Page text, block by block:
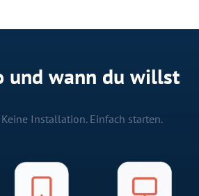
und wann du willst
Installation. Einfach starten.